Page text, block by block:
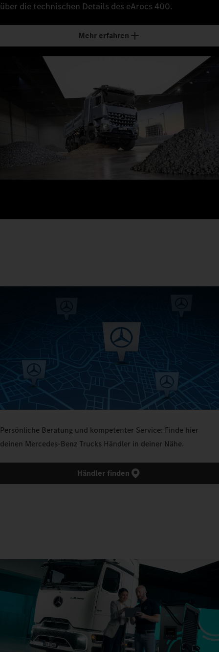
über die technischen Details des eArocs 400.
Mehr erfahren
Persönliche Beratung und kompetenter Service: Finde hier
deinen Mercedes‑Benz Trucks Händler in deiner Nähe.
Händler finden